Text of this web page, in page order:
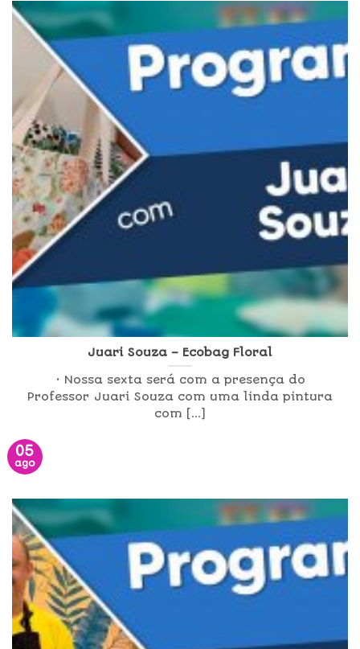
Juari Souza – Ecobag Floral
• Nossa sexta será com a presença do
Professor Juari Souza com uma linda pintura
com [...]
05
ago